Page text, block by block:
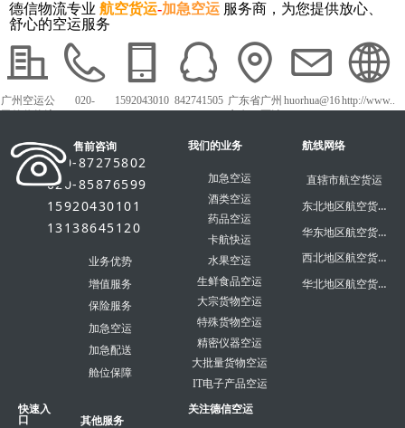
加急空运
酒类空运
药品空运
卡航快运
水果空运
生鲜食品空运
大宗货物空运
特殊货物空运
精密仪器空运
大批量货物空运
IT电子产品空运
我们的业务
直辖市航空货运
东北地区航空货运
华东地区航空货运
西北地区航空货运
华北地区航空货运
航线网络
快速入
口
其他服务
关注德信空运
业务优势
增值服务
保险服务
加急空运
加急配送
舱位保障
售前咨询
020-87275802
020-85876599
15920430101
13138645120
广州空运公
020-
1592043010 842741505 广东省广州
号白云农批
huorhua@16http://www..
德信物流专业 航空货运-加急空运 服务商，为您提供放心、
舒心的空运服务